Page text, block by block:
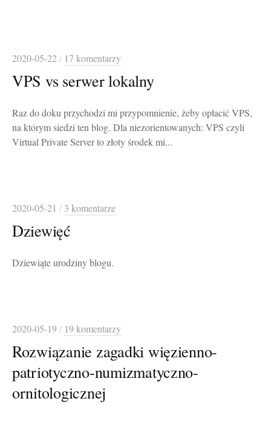
2020-05-22/ 17 komentarzy
VPS vs serwer lokalny
Raz do doku przychodzi mi przypomnienie, żeby opłacić VPS,
na którym siedzi ten blog. Dla niezorientowanych: VPS czyli
Virtual Private Server to złoty środek mi...
2020-05-21 / 3 komentarze
Dziewięć
Dziewiąte urodziny blogu.
2020-05-19/ 19 komentarzy
Rozwiązanie zagadki więzienno-
patriotyczno-numizmatyczno-
ornitologicznej